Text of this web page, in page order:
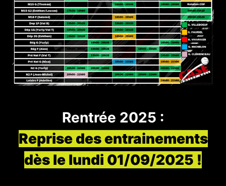
Rentrée 2025 :
Reprise des entrainements
dès le lundi 01/09/2025 !